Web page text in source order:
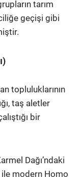
tarım
geçişi gibi
topluluklarının
taş aletler
bir
Dağı’ndaki
ile modern Homo